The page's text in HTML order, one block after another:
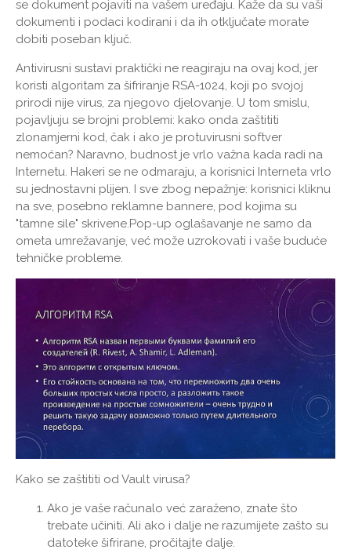
se dokument pojaviti na vašem uređaju. Kaže da su vaši
dokumenti i podaci kodirani i da ih otključate morate
dobiti poseban ključ.
Antivirusni sustavi praktički ne reagiraju na ovaj kod, jer
koristi algoritam za šifriranje RSA-1024, koji po svojoj
prirodi nije virus, za njegovo djelovanje. U tom smislu,
pojavljuju se brojni problemi: kako onda zaštititi
zlonamjerni kod, čak i ako je protuvirusni softver
nemoćan? Naravno, budnost je vrlo važna kada radi na
Internetu. Hakeri se ne odmaraju, a korisnici Interneta vrlo
su jednostavni plijen. I sve zbog nepažnje: korisnici kliknu
na sve, posebno reklamne bannere, pod kojima su
"tamne sile" skrivene.Pop-up oglašavanje ne samo da
ometa umrežavanje, već može uzrokovati i vaše buduće
tehničke probleme.
Kako se zaštititi od Vault virusa?
Ako je vaše računalo već zaraženo, znate što
trebate učiniti. Ali ako i dalje ne razumijete zašto su
datoteke šifrirane, pročitajte dalje.